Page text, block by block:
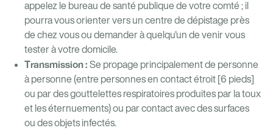
appelez le bureau de santé publique de votre comté ; il
pourra vous orienter vers un centre de dépistage près
de chez vous ou demander à quelqu'un de venir vous
tester à votre domicile.
Transmission : Se propage principalement de personne
à personne (entre personnes en contact étroit [6 pieds]
ou par des gouttelettes respiratoires produites par la toux
et les éternuements) ou par contact avec des surfaces
ou des objets infectés.